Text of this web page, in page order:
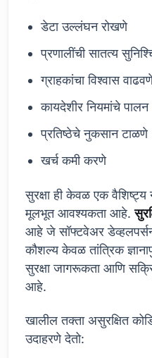
डेटा उल्लंघन रोखणे
प्रणालींची सातत्य
ग्राहकांचा विश्वास
कायदेशीर नियमांचे पालन
प्रतिष्ठेचे नुकसान टाळणे
खर्च कमी करणे
सुरक्षा ही केवळ एक वैशिष्ट्य
मूलभूत आवश्यकता आहे.
आहे जे सॉफ्टवेअर
कौशल्य केवळ तांत्रिक
सुरक्षा जागरूकता आणि
आहे.
खालील तक्ता असुरक्षित
उदाहरणे देतो: